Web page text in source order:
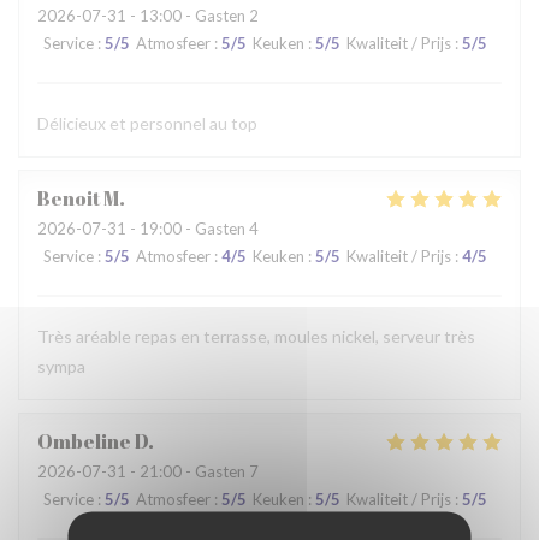
2026-07-31 - 13:00 - Gasten 2
Service : 5/5 Atmosfeer : 5/5 Keuken : 5/5 Kwaliteit / Prijs : 5/5
Délicieux et personnel au top
BenoitM
2026-07-31 - 19:00 - Gasten 4
Service : 5/5 Atmosfeer : 4/5 Keuken : 5/5 Kwaliteit / Prijs : 4/5
Très aréable repas en terrasse, moules nickel, serveur très
sympa
OmbelineD
2026-07-31 - 21:00 - Gasten 7
Service : 5/5 Atmosfeer : 5/5 Keuken : 5/5 Kwaliteit / Prijs : 5/5